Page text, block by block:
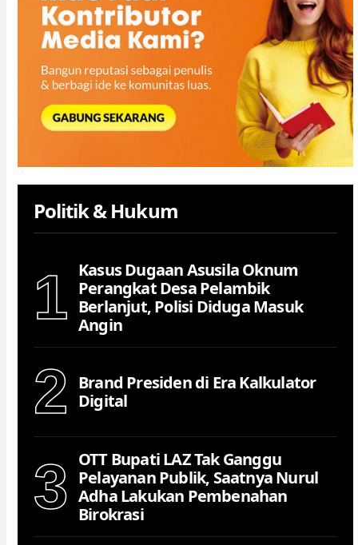
Politik & Hukum
1
Kasus Dugaan Asusila Oknum
Perangkat Desa Pelambik
Berlanjut, Polisi Diduga Masuk
Angin
2
Brand Presiden di Era Kalkulator
Digital
3
OTT Bupati LAZ Tak Ganggu
Pelayanan Publik, Saatnya Nurul
Adha Lakukan Pembenahan
Birokrasi